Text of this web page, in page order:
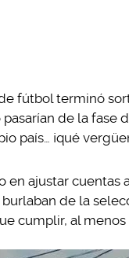
fútbol terminó
de la fase
país… ¡qué
en ajustar cuentas
de la
cumplir, al menos